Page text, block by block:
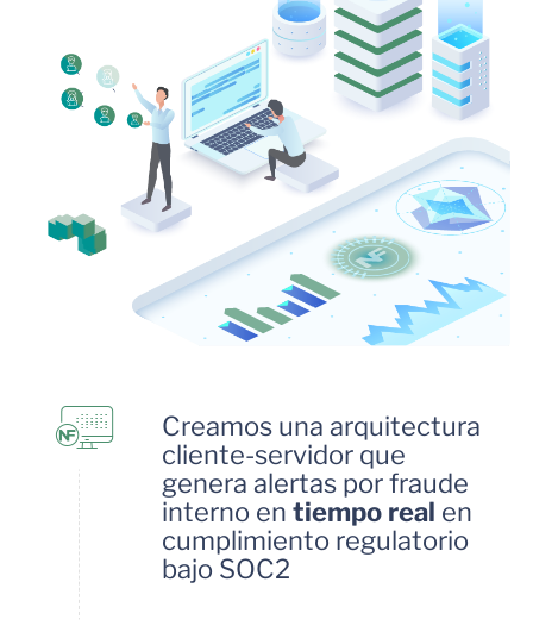
Creamos una arquitectura
cliente-servidor que
genera alertas por fraude
interno en tiempo real en
cumplimiento regulatorio
bajo SOC2